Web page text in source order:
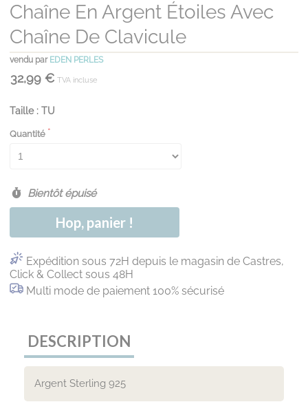
Chaîne En Argent Étoiles Avec
Chaîne De Clavicule
vendu par EDEN PERLES
32,99 € TVA incluse
Taille : TU
Quantité
Bientôt épuisé
Hop, panier !
Expédition sous 72H depuis le magasin de Castres,
Click & Collect sous 48H
Multi mode de paiement 100% sécurisé
DESCRIPTION
Argent Sterling 925